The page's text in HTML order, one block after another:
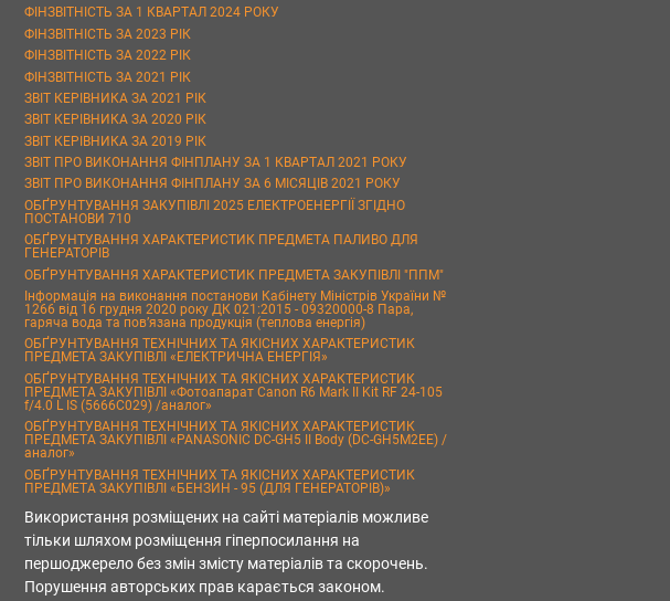
ФІНЗВІТНІСТЬ ЗА 1 КВАРТАЛ 2024 РОКУ
ФІНЗВІТНІСТЬ ЗА 2023 РІК
ФІНЗВІТНІСТЬ ЗА 2022 РІК
ФІНЗВІТНІСТЬ ЗА 2021 РІК
ЗВІТ КЕРІВНИКА ЗА 2021 РІК
ЗВІТ КЕРІВНИКА ЗА 2020 РІК
ЗВІТ КЕРІВНИКА ЗА 2019 РІК
ЗВІТ ПРО ВИКОНАННЯ ФІНПЛАНУ ЗА 1 КВАРТАЛ 2021 РОКУ
ЗВІТ ПРО ВИКОНАННЯ ФІНПЛАНУ ЗА 6 МІСЯЦІВ 2021 РОКУ
ОБҐРУНТУВАННЯ ЗАКУПІВЛІ 2025 ЕЛЕКТРОЕНЕРГІЇ ЗГІДНО
ПОСТАНОВИ 710
ОБҐРУНТУВАННЯ ХАРАКТЕРИСТИК ПРЕДМЕТА ПАЛИВО ДЛЯ
ГЕНЕРАТОРІВ
ОБҐРУНТУВАННЯ ХАРАКТЕРИСТИК ПРЕДМЕТА ЗАКУПІВЛІ "ППМ"
Інформація на виконання постанови Кабінету Міністрів України №
1266 від 16 грудня 2020 року ДК 021:2015 - 09320000-8 Пара,
гаряча вода та пов’язана продукція (теплова енергія)
ОБҐРУНТУВАННЯ ТЕХНІЧНИХ ТА ЯКІСНИХ ХАРАКТЕРИСТИК
ПРЕДМЕТА ЗАКУПІВЛІ «ЕЛЕКТРИЧНА ЕНЕРГІЯ»
ОБҐРУНТУВАННЯ ТЕХНІЧНИХ ТА ЯКІСНИХ ХАРАКТЕРИСТИК
ПРЕДМЕТА ЗАКУПІВЛІ «Фотоапарат Canon R6 Mark II Kit RF 24-105
f/4.0 L IS (5666C029) /аналог»
ОБҐРУНТУВАННЯ ТЕХНІЧНИХ ТА ЯКІСНИХ ХАРАКТЕРИСТИК
ПРЕДМЕТА ЗАКУПІВЛІ «PANASONIC DC-GH5 II Body (DC-GH5M2EE) /
аналог»
ОБҐРУНТУВАННЯ ТЕХНІЧНИХ ТА ЯКІСНИХ ХАРАКТЕРИСТИК
ПРЕДМЕТА ЗАКУПІВЛІ «БЕНЗИН - 95 (ДЛЯ ГЕНЕРАТОРІВ)»
Використання розміщених на сайті матеріалів можливе
тільки шляхом розміщення гіперпосилання на
першоджерело без змін змісту матеріалів та скорочень.
Порушення авторських прав карається законом.